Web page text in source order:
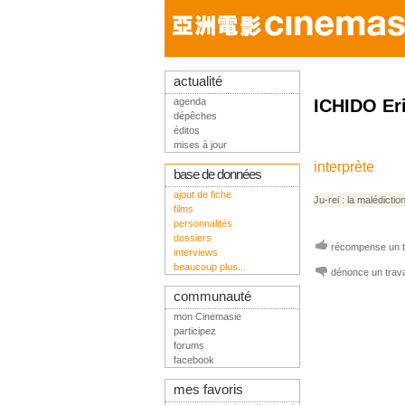
ICHIDO
interprète
Ju-rei : la malédiction
récompense un
dénonce un
actualité
agenda
dépêches
éditos
mises à jour
base de données
ajout de fiche
films
personnalités
dossiers
interviews
beaucoup plus...
communauté
mon Cinemasie
participez
forums
facebook
mes favoris